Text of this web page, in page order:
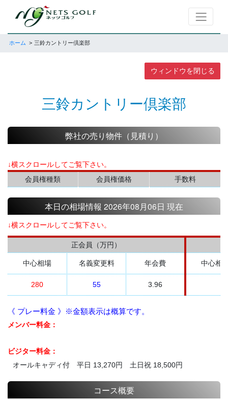
ホーム 三鈴カントリー倶楽部
ウィンドウを閉じる
三鈴カントリー倶楽部
弊社の売り物件（見積り）
↓横スクロールしてご覧下さい。
会員権種類
会員権価格 手数料
本日の相場情報 2026年08月06日 現在
↓横スクロールしてご覧下さい。
正会員（万円）
中心相場 名義変更料 年会費 中心相
280 55 3.96
《 プレー料金 》※金額表示は概算です。
メンバー料金：
ビジター料金：
オールキャディ付 平日 13,270円 土日祝 18,500円
コース概要